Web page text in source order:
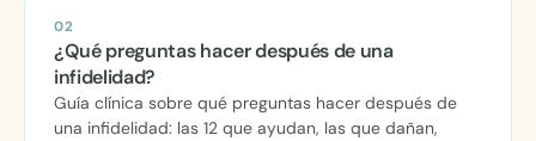
02
¿Qué preguntas hacer después de una
infidelidad?
Guía clínica sobre qué preguntas hacer después de
una infidelidad: las 12 que ayudan, las que dañan,